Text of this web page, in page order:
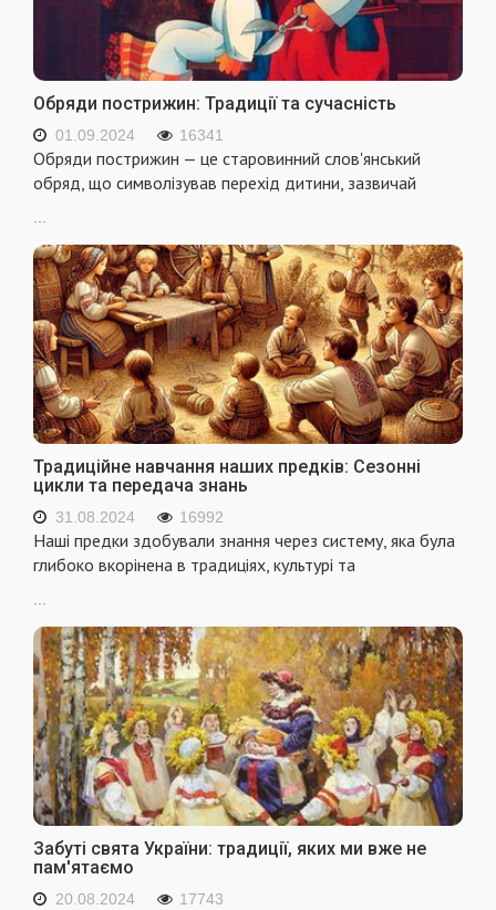
Обряди пострижин: Традиції та сучасність
01.09.2024 16341
Обряди пострижин — це старовинний слов'янський
обряд, що символізував перехід дитини, зазвичай
Традиційне навчання наших предків: Сезонні
цикли та передача знань
31.08.2024 16992
Наші предки здобували знання через систему, яка була
глибоко вкорінена в традиціях, культурі та
Забуті свята України: традиції, яких ми вже не
пам'ятаємо
20.08.2024 17743